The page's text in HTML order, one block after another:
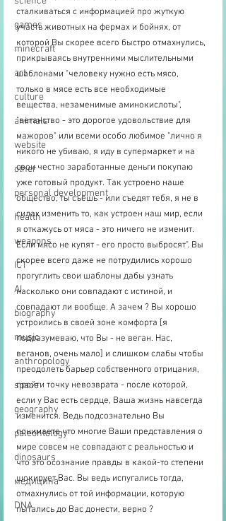
games
minecraft
art
culture
animals
website
other
personal development
health
weapons
ICT
AI
biography
music
anthropology
space
geography
paleontology
dinosaurs
медицина
DNA
сталкиваться с информацией про жуткую
участь животных на фермах и бойнях, от
которой Вы скорее всего быстро отмахнулись,
прикрываясь внутренними мыслительными
шаблонами "человеку нужно есть мясо,
только в мясе есть все необходимые
вещества, незаменимые аминокислоты",
"веганство - это дорогое удовольствие для
мажоров" или всеми особо любимое "лично я
никого не убиваю, я иду в супермаркет и на
свои честно заработанные деньги покупаю
уже готовый продукт. Так устроено наше
общество, ты съешь - или съедят тебя, я не в
силах изменить то, как устроен наш мир, если
я откажусь от мяса - это ничего не изменит.
Если мясо не купят - его просто выбросят". Вы
скорее всего даже не потрудились хорошо
прогуглить свои шаблоны дабы узнать
насколько они совпадают с истиной, и
совпадают ли вообще. А зачем ? Вы хорошо
устроились в своей зоне комфорта [я
подразумеваю, что Вы - не веган. Нас,
веганов, очень мало] и слишком слабы чтобы
преодолеть барьер собственного отрицания,
пройти точку невозврата - после которой,
если у Вас есть сердце, Ваша жизнь навсегда
изменится. Ведь подсознательно Вы
понимаете что многие Ваши представления о
мире совсем не совпадают с реальностью и
что это осознание правды в какой-то степени
шокирует Вас. Вы ведь испугались тогда,
отмахнулись от той информации, которую
пытались до Вас донести, верно ?